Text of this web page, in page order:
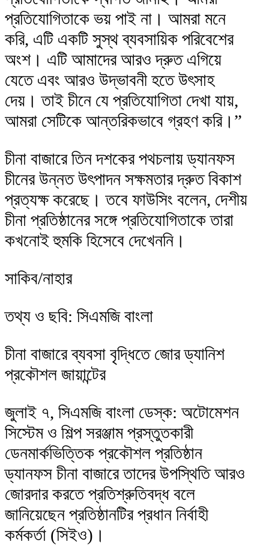
প্রতিযোগিতাকে ভয় পাই না। আমরা মনে
করি, এটি একটি সুস্থ ব্যবসায়িক পরিবেশের
অংশ। এটি আমাদের আরও দ্রুত এগিয়ে
যেতে এবং আরও উদ্ভাবনী হতে উৎসাহ
দেয়। তাই চীনে যে প্রতিযোগিতা দেখা যায়,
আমরা সেটিকে আন্তরিকভাবে গ্রহণ করি।”
চীনা বাজারে তিন দশকের পথচলায় ড্যানফস
চীনের উন্নত উৎপাদন সক্ষমতার দ্রুত বিকাশ
প্রত্যক্ষ করেছে। তবে ফাউসিং বলেন, দেশীয়
চীনা প্রতিষ্ঠানের সঙ্গে প্রতিযোগিতাকে তারা
কখনোই হুমকি হিসেবে দেখেননি।
সাকিব/নাহার
তথ্য ও ছবি: সিএমজি বাংলা
চীনা বাজারে ব্যবসা বৃদ্ধিতে জোর ড্যানিশ
প্রকৌশল জায়ান্টের
জুলাই ৭, সিএমজি বাংলা ডেস্ক: অটোমেশন
সিস্টেম ও শিল্প সরঞ্জাম প্রস্তুতকারী
ডেনমার্কভিত্তিক প্রকৌশল প্রতিষ্ঠান
ড্যানফস চীনা বাজারে তাদের উপস্থিতি আরও
জোরদার করতে প্রতিশ্রুতিবদ্ধ বলে
জানিয়েছেন প্রতিষ্ঠানটির প্রধান নির্বাহী
কর্মকর্তা (সিইও)।